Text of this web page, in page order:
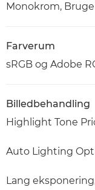
Monokrom,
Farverum
sRGB og Adobe
Billedbehandling
Highlight Tone
Auto Lighting
Lang